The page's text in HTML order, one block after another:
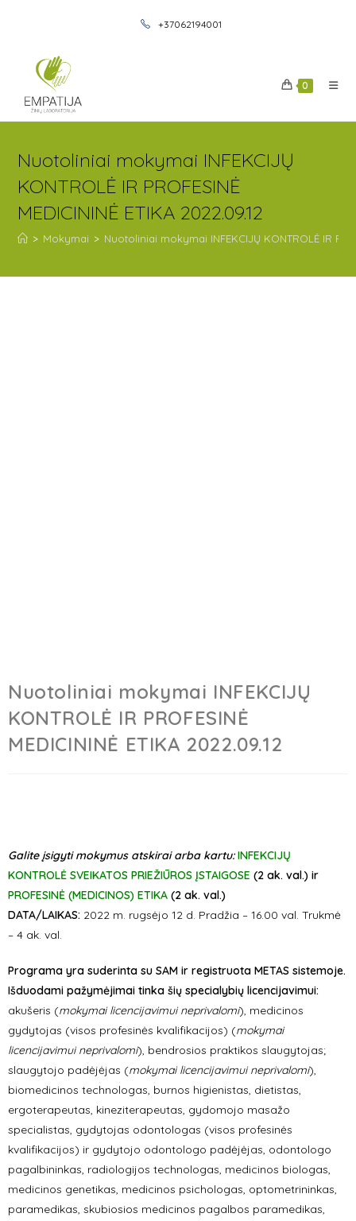
+37062194001
0
Nuotoliniai mokymai INFEKCIJŲ
KONTROLĖ IR PROFESINĖ
MEDICININĖ ETIKA 2022.09.12
> Mokymai > Nuotoliniai mokymai INFEKCIJŲ KONTROLĖ IR
Nuotoliniai mokymai INFEKCIJŲ
KONTROLĖ IR PROFESINĖ
MEDICININĖ ETIKA 2022.09.12
Galite įsigyti mokymus atskirai arba kartu:INFEKCIJŲ
KONTROLĖ SVEIKATOS PRIEŽIŪROS ĮSTAIGOSE (2 ak. val.) ir
PROFESINĖ (MEDICINOS) ETIKA (2 ak. val.)
DATA/LAIKAS: 2022 m. rugsėjo 12 d. Pradžia – 16.00 val. Trukmė
– 4 ak. val.
Programa yra suderinta su SAM ir registruota METAS sistemoje.
Išduodami pažymėjimai tinka šių specialybių licencijavimui:
akušeris (mokymai licencijavimui neprivalomi), medicinos
gydytojas (visos profesinės kvalifikacijos) (mokymai
licencijavimui neprivalomi), bendrosios praktikos slaugytojas;
slaugytojo padėjėjas (mokymai licencijavimui neprivalomi),
biomedicinos technologas, burnos higienistas, dietistas,
ergoterapeutas, kineziterapeutas, gydomojo masažo
specialistas, gydytojas odontologas (visos profesinės
kvalifikacijos) ir gydytojo odontologo padėjėjas, odontologo
pagalbininkas, radiologijos technologas, medicinos biologas,
medicinos genetikas, medicinos psichologas, optometrininkas,
paramedikas, skubiosios medicinos pagalbos paramedikas,